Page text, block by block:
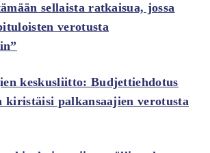
sellaista ratkaisua, jossa
verotusta
keskusliitto: Budjettiehdotus
kiristäisi palkansaajien verotusta